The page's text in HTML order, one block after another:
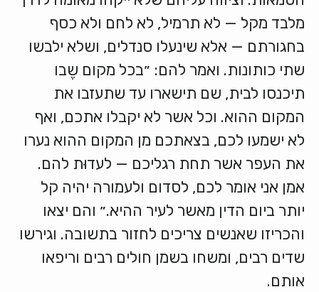
מלבד מקל — לא תרמיל, לא לחם ולא כסף
בחגורתם — אלא שינעלו סנדלים, ושלא ילבשו
שתי כותונות. ואמר להם: ״בכל מקום שֶבו
תיכנסו לבית, שם תישארו עד שתעזבו את
המקום ההוא. וכל אשר לא יקבלו אתכם, ואף
לא ישמעו לכם, בצאתכם מן המקום ההוא נערו
את העפר אשר תחת רגליכם — לעדוּת להם.
אמן אני אומר לכם, לסדום ולעמורה יהיה קל
יותר ביום הדין מאשר לעיר ההיא.״ והם יצאו
והכריזו שאנשים צריכים לחזור בתשובה. וגירשו
שדים רבים, ומשחו בשמן חולים רבים וריפאו
אותם.